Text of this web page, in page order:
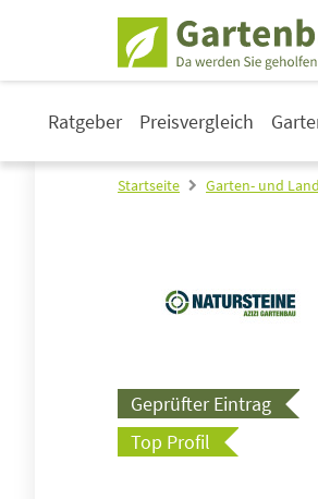
Ratgeber Preisvergleich
Startseite Garten- und
Geprüfter Eintrag
Top Profil